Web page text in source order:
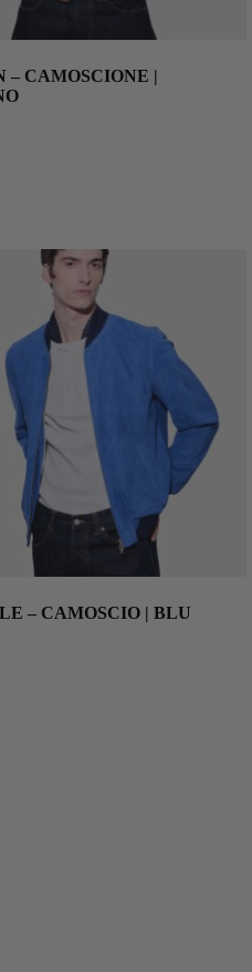
– CAMOSCIONE |
– CAMOSCIO | BLU